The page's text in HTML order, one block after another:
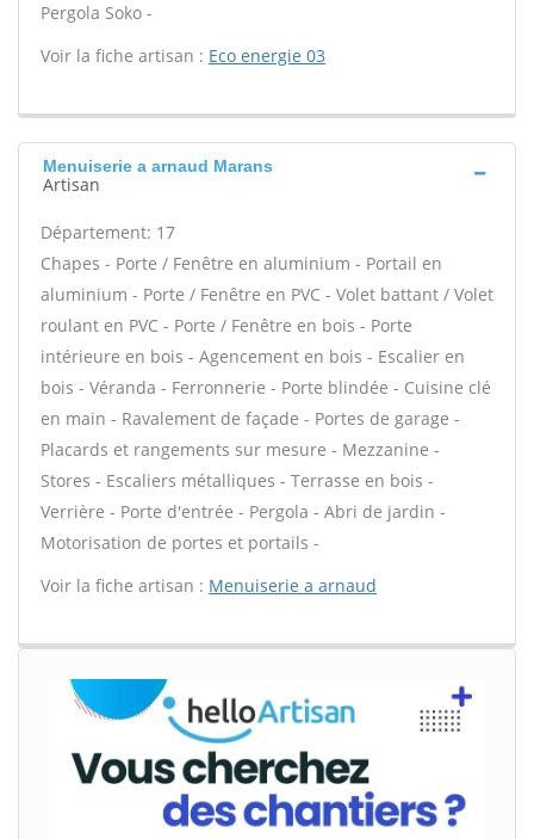
Pergola Soko -
Voir la fiche artisan : Eco energie 03
Menuiserie a arnaud Marans
Artisan
Département: 17
Chapes - Porte / Fenêtre en aluminium - Portail en
aluminium - Porte / Fenêtre en PVC - Volet battant / Volet
roulant en PVC - Porte / Fenêtre en bois - Porte
intérieure en bois - Agencement en bois - Escalier en
bois - Véranda - Ferronnerie - Porte blindée - Cuisine clé
en main - Ravalement de façade - Portes de garage -
Placards et rangements sur mesure - Mezzanine -
Stores - Escaliers métalliques - Terrasse en bois -
Verrière - Porte d'entrée - Pergola - Abri de jardin -
Motorisation de portes et portails -
Voir la fiche artisan : Menuiserie a arnaud